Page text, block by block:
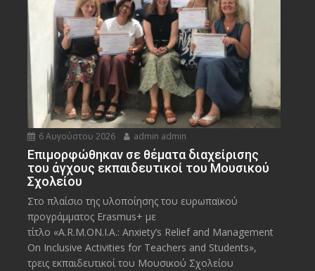
6 Αυγούστου 2026 admin admin
Eπιμορφώθηκαν σε θέματα διαχείρισης
του άγχους εκπαιδευτικοί του Μουσικού
Σχολείου
Στο πλαίσιο της υλοποίησης του ευρωπαϊκού
προγράμματος Erasmus+ με
τίτλο «A.R.M.ON.I.A.: Anxiety’s Relief and Management
On Inclusive Activities for Teachers and Students»,
τρεις εκπαιδευτικοί του Μουσικού Σχολείου